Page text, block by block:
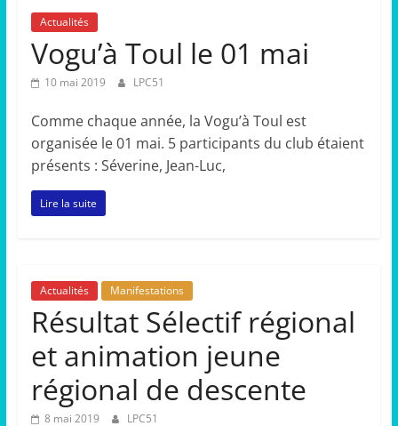
Actualités
Vogu’à Toul le 01 mai
10 mai 2019 LPC51
Comme chaque année, la Vogu’à Toul est
organisée le 01 mai. 5 participants du club étaient
présents : Séverine, Jean-Luc,
Lire la suite
Actualités Manifestations
Résultat Sélectif régional
et animation jeune
régional de descente
8 mai 2019 LPC51